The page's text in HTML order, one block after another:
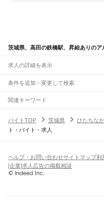
茨城県、高田の鉄橋駅、昇給ありの
求人の詳細を表示
条件を追加・変更して検索
市区町村を追加・変更
茨城県すべて
水戸市 日立市
行方市鉾田市つくばみらい市小
猿島郡北相馬郡
駅を追加・変更
大甕駅常陸多賀駅日立駅小木津駅
宇都宮線
職種を追加・変更
飲食・フードサービスすべて
ホールスタッフキッチンスタッフ
パン屋（ベーカリー）
飲
人気
日払いOK高校生歓迎
雇用形態を追加・変更
関連キーワード
バイトTOP
茨城県 ひたちな
ト・バイト・求人
ヘルプ・お問い合わせサイトマップ利
[企業]求人広告の掲載相談